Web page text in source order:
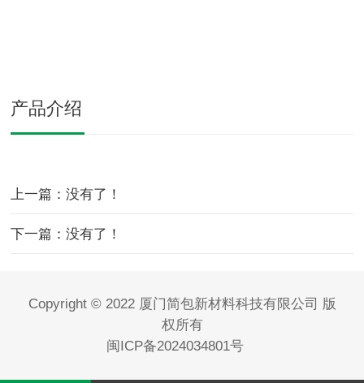
产品介绍
上一篇：没有了！
下一篇：没有了！
Copyright © 2022 厦门简包新材料科技有限公司 版
权所有
闽ICP备2024034801号